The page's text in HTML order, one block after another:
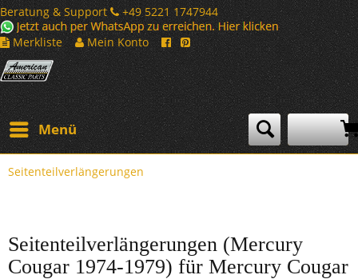
Beratung & Support
+49 5221 1747944
Merkliste
Mein Konto
Menü
Seitenteilverlängerungen
Seitenteilverlängerungen (Mercury
Cougar 1974-1979) für Mercury Cougar